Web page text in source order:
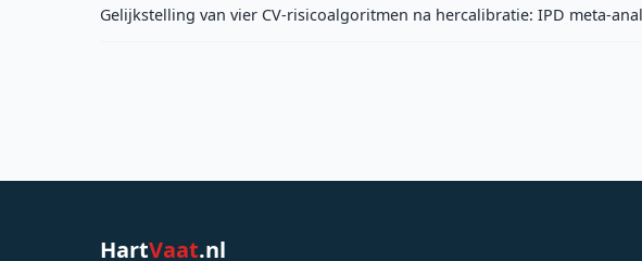
Gelijkstelling van vier CV-risicoalgoritmen na hercalibratie: IPD meta-
HartVaat.nl